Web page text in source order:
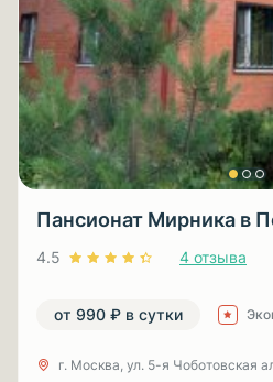
Пансионат Мирника в
4.5 4 отзыва
от 990 ₽ в сутки
г. Москва, ул. 5-я Чоботовская